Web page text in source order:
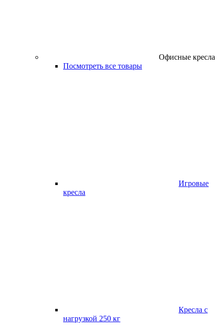
Офисные кресла
Посмотреть все товары
Игровые
кресла
Кресла с
нагрузкой 250 кг